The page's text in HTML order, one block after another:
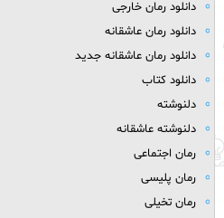
دانلود رمان خارجی
دانلود رمان عاشقانه
دانلود رمان عاشقانه جدید
دانلود کتاب
دلنوشته
دلنوشته عاشقانه
رمان اجتماعی
رمان پلیسی
رمان تخیلی